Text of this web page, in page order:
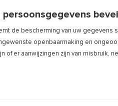
persoonsgegevens
de bescherming van uw
openbaarmaking en
of er aanwijzingen zijn van misbruik,